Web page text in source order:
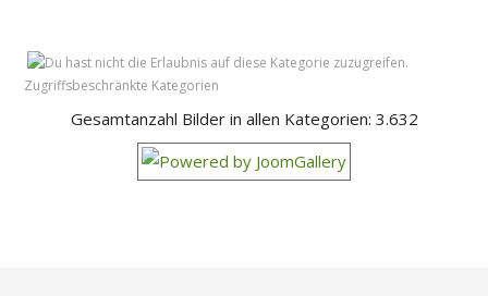
Zugriffsbeschränkte Kategorien
Gesamtanzahl Bilder in allen Kategorien: 3.632